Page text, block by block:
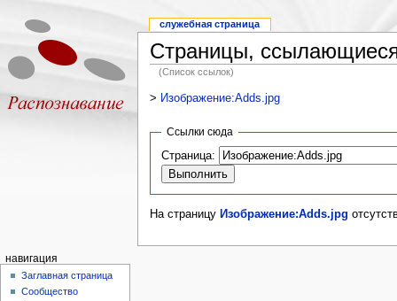
Страницы,
(Список ссылок)
> Изображение:Adds.jpg
Ссылки сюда
Страница:
На страницу Изображение:Adds.jpg
служебная страница
навигация
Заглавная страница
Сообщество